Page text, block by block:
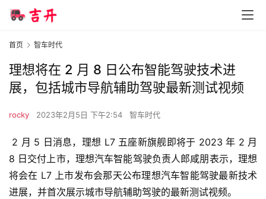
首页 智车时代
理想将在 2 月 8 日公布智能驾驶技术进
展，包括城市导航辅助驾驶最新测试视频
rocky 2023年2月5日 下午2:54 智车时代
2 月 5 日消息，理想 L7 五座新旗舰即将于 2023 年 2 月
8 日交付上市，理想汽车智能驾驶负责人郎咸朋表示，理想
将会在 L7 上市发布会那天公布理想汽车智能驾驶最新技术
进展，并首次展示城市导航辅助驾驶的最新测试视频。